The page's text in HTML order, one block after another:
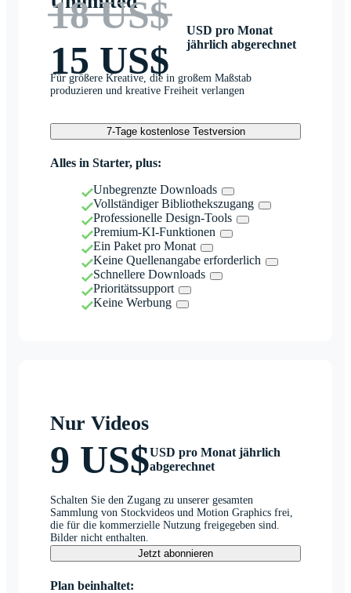
18 US$
15 US$
USD pro Monat
jährlich abgerechnet
Für größere Kreative, die in großem Maßstab
produzieren und kreative Freiheit verlangen
7-Tage kostenlose Testversion
Alles in Starter, plus:
Unbegrenzte Downloads
Vollständiger Bibliothekszugang
Professionelle Design-Tools
Premium-KI-Funktionen
Ein Paket pro Monat
Keine Quellenangabe erforderlich
Schnellere Downloads
Prioritätssupport
Keine Werbung
Nur Videos
9 US$USD pro Monat jährlich
abgerechnet
Schalten Sie den Zugang zu unserer gesamten
Sammlung von Stockvideos und Motion Graphics frei,
die für die kommerzielle Nutzung freigegeben sind.
Bilder nicht enthalten.
Jetzt abonnieren
Plan beinhaltet: